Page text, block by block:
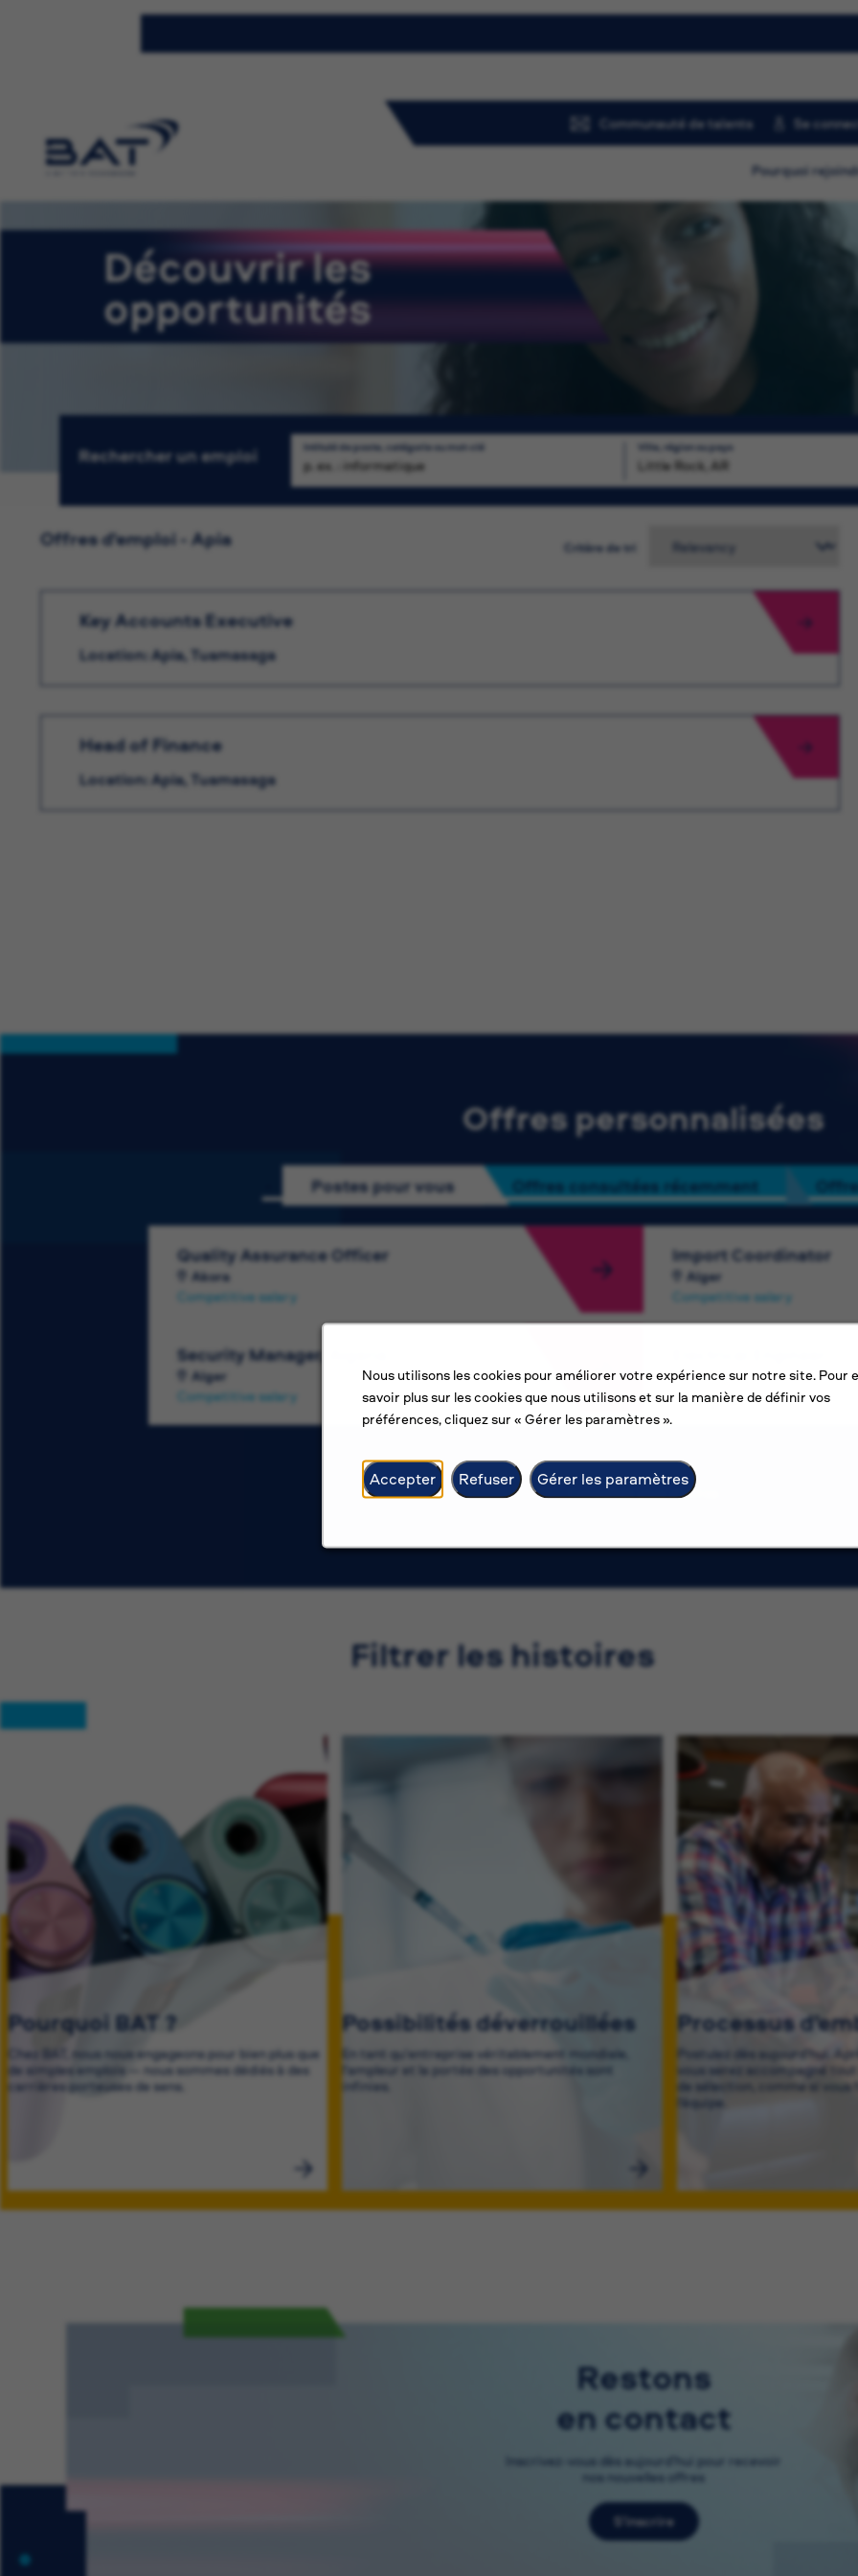
Nous utilisons les cookies pour améliorer votre expérience sur notre site. Pour
savoir plus sur les cookies que nous utilisons et sur la manière de définir vos
préférences, cliquez sur « Gérer les paramètres ».
Accepter Refuser Gérer les paramètres
Communauté de talents Se
Pourquoi
Découvrir les
opportunités
Rechercher un emploi Intitulé de poste, catégorie ou mot-clé Ville, région ou pays
Rechercher
Critère de tri
Offres d'emploi - Apia
Key Accounts Executive
Location: Apia, Tuamasaga
Head of Finance
Location: Apia, Tuamasaga
Offres personnalisées
Postes pour vous Offres consultées récemment
Quality Assurance Officer
Akora
Competitive salary
Import Coordinator
Alger
Competitive salary
Security Manager, Algeria
Alger
Competitive salary
Amman
Competitive salary
Consultez plus d’offres
Filtrer les histoires
Pourquoi BAT ?
Chez BAT, nous nous engageons pour bien plus que
de simples emplois — nous sommes dédiés à des
carrières porteuses de sens.
Possibilités déverrouillées
En tant qu'entreprise véritablement mondiale,
l'ampleur et la portée des opportunités sont
infinies.
Processus
Postulez dès aujourd’hui.
vous serez accompagné
de sélection, comme si
l’équipe.
Restons
en contact
Inscrivez-vous dès aujourd’hui pour recevoir
nos nouvelles offres
S’inscrire